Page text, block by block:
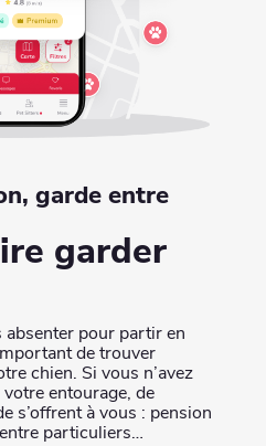
garde entre
garder
pour partir en
de trouver
chien. Si vous n’avez
entourage, de
s’offrent à vous : pension
particuliers…